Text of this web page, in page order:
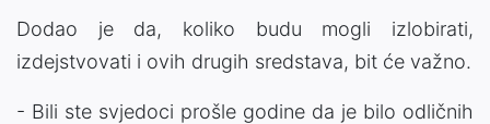
Dodao je da, koliko budu mogli izlobirati,
izdejstvovati i ovih drugih sredstava, bit će važno.
- Bili ste svjedoci prošle godine da je bilo odličnih